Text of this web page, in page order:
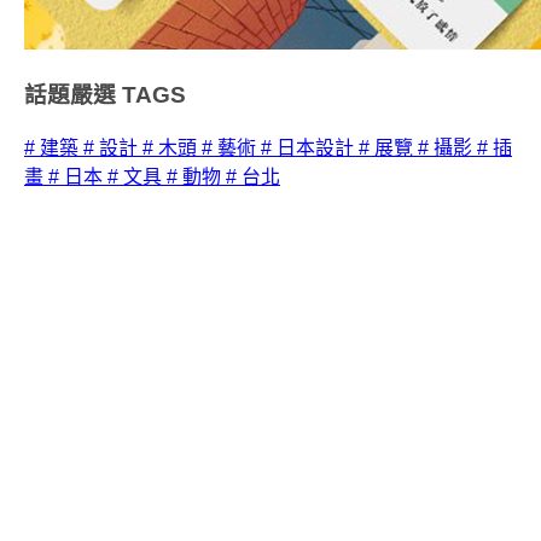
話題嚴選 TAGS
# 建築 # 設計 # 木頭 # 藝術 # 日本設計 # 展覽 # 攝影 # 插
畫 # 日本 # 文具 # 動物 # 台北